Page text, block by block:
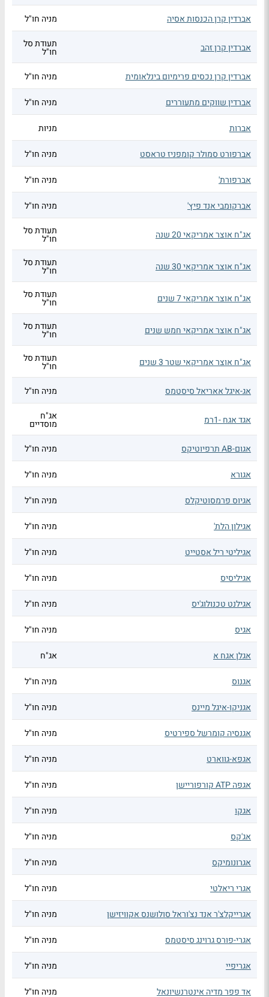
אברדין קרן הכנסות אסיה מניה חו"ל
אברדין קרן זהב תעודת סל
חו"ל
אברדין קרן נכסים פרימיום בינלאומית
מניה חו"ל
אברדין שווקים מתעוררים מניה חו"ל
אברות מניות
אברפורט סמולר קומפניז טראסט מניה חו"ל
אברפורת' מניה חו"ל
אברקומבי אנד פיץ' מניה חו"ל
אג"ח אוצר אמריקאי 20 שנה תעודת סל
חו"ל
אג"ח אוצר אמריקאי 30 שנה תעודת סל
חו"ל
אג"ח אוצר אמריקאי 7 שנים תעודת סל
חו"ל
אג"ח אוצר אמריקאי חמש שנים תעודת סל
חו"ל
אג"ח אוצר אמריקאי שטר 3 שנים תעודת סל
חו"ל
אג-איגל אאריאל סיסטמס
מניה חו"ל
אגד אגח -1רמ אג"ח
מוסדיים
אגום-AB תרפיוטיקס
מניה חו"ל
אגורא מניה חו"ל
אגיוס פרמסוטיקלס מניה חו"ל
אגילון הלת' מניה חו"ל
אגיליטי ריל אסטייט מניה חו"ל
אגיליסיס מניה חו"ל
אגילנט טכנולוג'יס מניה חו"ל
אגיס מניה חו"ל
אגלן אגח א אג"ח
אגנוס מניה חו"ל
אגניקו-איגל מיינס מניה חו"ל
אגנסיה קומרשל ספירטיס מניה חו"ל
אגפא-גווארט מניה חו"ל
אגפה ATP קורפוריישן מניה חו"ל
אגקו מניה חו"ל
אג'קס מניה חו"ל
אגרונומיקס מניה חו"ל
אגרי ריאלטי מניה חו"ל
אגרייקלצ'ר אנד נצ'וראל סולושנס אקוויזישן מניה חו"ל
אגרי-פורס גרוינג סיסטמס מניה חו"ל
אגריפיי מניה חו"ל
אד פפר מדיה אינטרנשיונאל מניה חו"ל